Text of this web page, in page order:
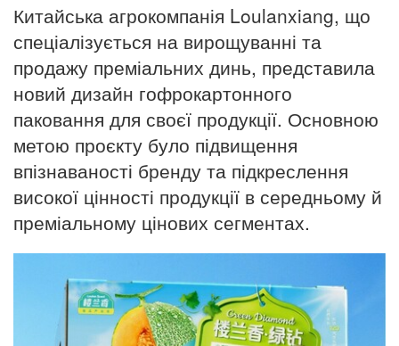
Китайська агрокомпанія Loulanxiang, що
спеціалізується на вирощуванні та
продажу преміальних динь, представила
новий дизайн гофрокартонного
паковання для своєї продукції. Основною
метою проєкту було підвищення
впізнаваності бренду та підкреслення
високої цінності продукції в середньому й
преміальному цінових сегментах.